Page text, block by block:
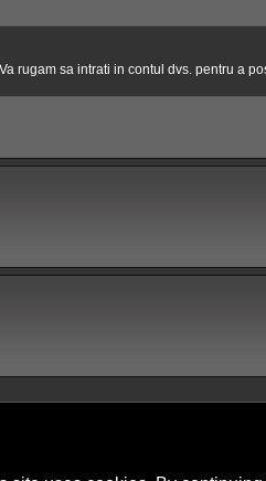
Va rugam sa intrati in contul dvs. pentru a